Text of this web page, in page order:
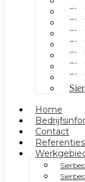
Home
Contact
Referenties